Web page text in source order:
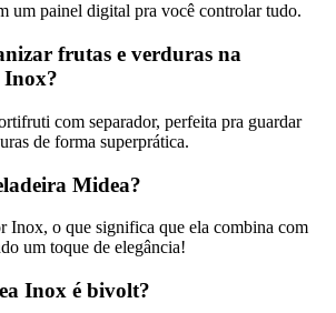
um painel digital pra você controlar tudo.
frutas e verduras na
Inox?
com separador, perfeita pra guardar
de forma superprática.
Midea?
Inox, o que significa que ela combina com
um toque de elegância!
Inox é bivolt?